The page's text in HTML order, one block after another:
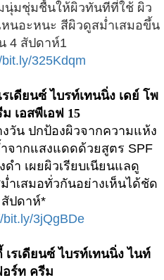
นุ่มชุ่มชื้นให้ผิวทันทีที่ใช้ ผิว
นอะหนะ สีผิวดูสม่ำเสมอขึ้น
4 สัปดาห์1
325Kdqm
เดียนซ์ ไบรท์เทนนิ่ง เดย์ โพ
เอสพีเอฟ 15
วัน ปกป้องผิวจากความแห้ง
จากแสงแดดด้วยสูตร SPF
ำ เผยผิวเรียบเนียนแลดู
ำเสมอทั่วกันอย่างเห็นได้ชัด
ปดาห์*
bit.ly/3jQgBDe
เรเดียนซ์ ไบรท์เทนนิ่ง ไนท์
ร์ท ครีม